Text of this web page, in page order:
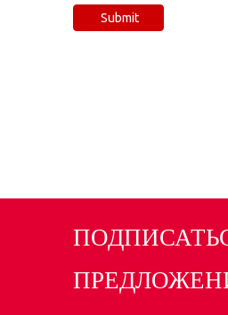
Submit